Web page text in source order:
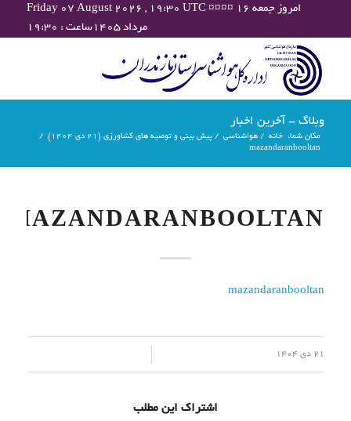
Friday 07 August 2026 , 19:30 UTC ¤¤¤¤ امروز جمعه ۱۶
مرداد ۱۴۰۵ساعت : ۱۹:۳۰
وبلاگ - آخرین اخبار
مکان شما: خانه / هواشناسی / پیش بینی و توصیه های کشاورزی (21 دی ۱۴۰۴)
/
mazandaranbooltan
MAZANDARANBOOLTAN
mazandaranbooltan
21 دی 1404
اشتراک این مطلب